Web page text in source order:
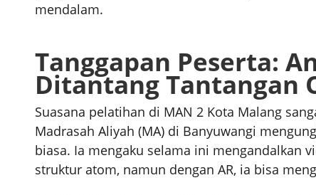
mendalam.
Tanggapan Peserta:
Ditantang Tantangan
Suasana pelatihan di MAN 2 Kota Malang
Madrasah Aliyah (MA) di Banyuwangi
biasa. Ia mengaku selama ini mengandalkan
struktur atom, namun dengan AR, ia bisa